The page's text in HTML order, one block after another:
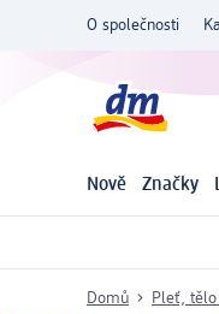
O společnosti
Nově Značky
Domů Pleť,